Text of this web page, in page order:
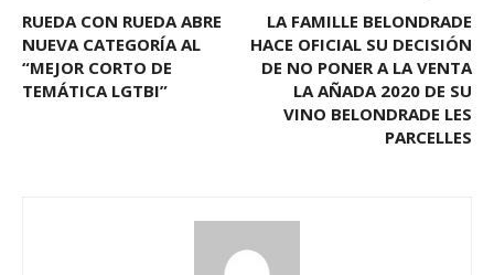
RUEDA CON RUEDA ABRE
NUEVA CATEGORÍA AL
“MEJOR CORTO DE
TEMÁTICA LGTBI”
LA FAMILLE BELONDRADE
HACE OFICIAL SU DECISIÓN
DE NO PONER A LA VENTA
LA AÑADA 2020 DE SU
VINO BELONDRADE LES
PARCELLES